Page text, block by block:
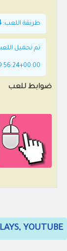
طريقة اللعب:
ضوابط للعب
YOUTUBE